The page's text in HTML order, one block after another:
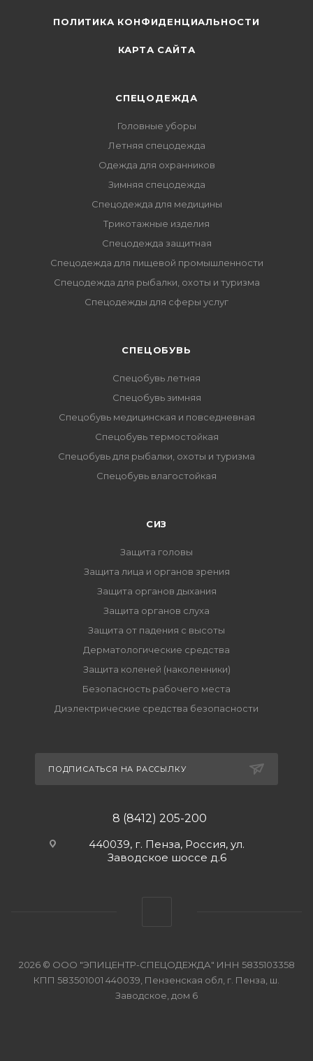
ПОЛИТИКА КОНФИДЕНЦИАЛЬНОСТИ
КАРТА САЙТА
СПЕЦОДЕЖДА
Головные уборы
Летняя спецодежда
Одежда для охранников
Зимняя спецодежда
Спецодежда для медицины
Трикотажные изделия
Спецодежда защитная
Спецодежда для пищевой промышленности
Спецодежда для рыбалки, охоты и туризма
Спецодежды для сферы услуг
CПЕЦОБУВЬ
Спецобувь летняя
Спецобувь зимняя
Спецобувь медицинская и повседневная
Спецобувь термостойкая
Спецобувь для рыбалки, охоты и туризма
Спецобувь влагостойкая
СИЗ
Защита головы
Защита лица и органов зрения
Защита органов дыхания
Защита органов слуха
Защита от падения с высоты
Дерматологические средства
Защита коленей (наколенники)
Безопасность рабочего места
Диэлектрические средства безопасности
ПОДПИСАТЬСЯ НА РАССЫЛКУ
8 (8412) 205-200
440039, г. Пенза, Россия, ул.
Заводское шоссе д.6
2026 © ООО "ЭПИЦЕНТР-СПЕЦОДЕЖДА" ИНН 5835103358
КПП 583501001 440039, Пензенская обл, г. Пенза, ш.
Заводское, дом 6